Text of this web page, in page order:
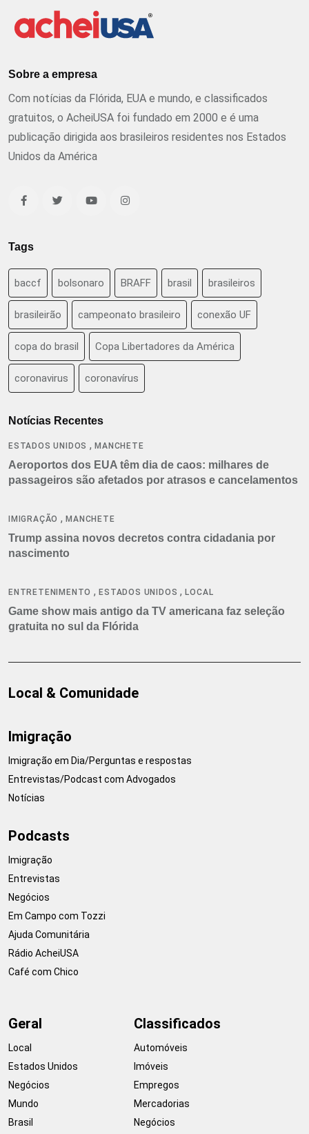
Sobre a empresa
Com notícias da Flórida, EUA e mundo, e classificados
gratuitos, o AcheiUSA foi fundado em 2000 e é uma
publicação dirigida aos brasileiros residentes nos Estados
Unidos da América
Tags
baccf bolsonaro BRAFF brasil brasileiros
brasileirão campeonato brasileiro conexão UF
copa do brasil Copa Libertadores da América
coronavirus coronavírus
Notícias Recentes
ESTADOS UNIDOS ,MANCHETE
Aeroportos dos EUA têm dia de caos: milhares de
passageiros são afetados por atrasos e cancelamentos
IMIGRAÇÃO ,MANCHETE
Trump assina novos decretos contra cidadania por
nascimento
ENTRETENIMENTO ,ESTADOS UNIDOS ,LOCAL
Game show mais antigo da TV americana faz seleção
gratuita no sul da Flórida
Local & Comunidade
Imigração
Imigração em Dia/Perguntas e respostas
Entrevistas/Podcast com Advogados
Notícias
Podcasts
Imigração
Entrevistas
Negócios
Em Campo com Tozzi
Ajuda Comunitária
Rádio AcheiUSA
Café com Chico
Geral
Local
Estados Unidos
Negócios
Mundo
Brasil
Classificados
Automóveis
Imóveis
Empregos
Mercadorias
Negócios